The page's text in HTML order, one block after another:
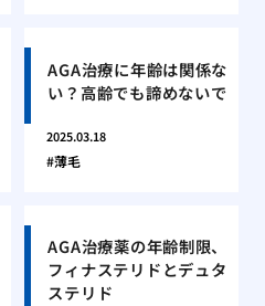
AGA治療に年齢は関係な
い？高齢でも諦めないで
2025.03.18
薄毛
AGA治療薬の年齢制限、
フィナステリドとデュタ
ステリド